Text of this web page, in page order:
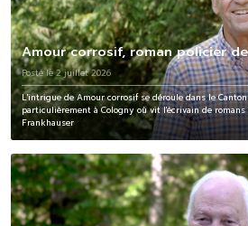
Amour corrosif, roman policier
Posté le 2 juillet 2026
L'intrigue de Amour corrosif se déroule dans le
particulièrement à Cologny où vit l'écrivain de
Frankhauser